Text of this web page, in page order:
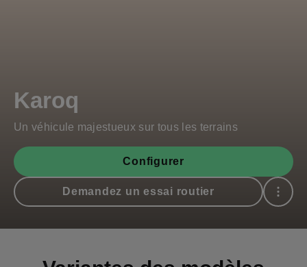
Karoq
Un véhicule majestueux sur tous les terrains
Configurer
Demandez un essai routier